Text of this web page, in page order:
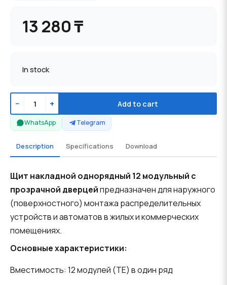
13 280 ₸
In stock
− + Add to cart
WhatsApp Telegram
Description Specifications Download
Щит накладной однорядный 12 модульный с
прозрачной дверцейпредназначен для наружного
(поверхностного) монтажа распределительных
устройств и автоматов в жилых и коммерческих
помещениях.
Основные характеристики:
Вместимость: 12 модулей (TE) в один ряд